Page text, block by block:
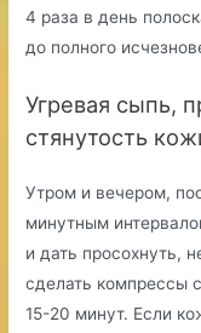
4 раза в день
до полного
Угревая сыпь,
стянутость
Утром и вечером,
минутным
и дать просохнуть,
сделать компрессы
15-20 минут. Если